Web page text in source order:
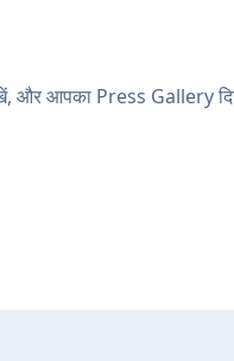
और आपका Press Gallery